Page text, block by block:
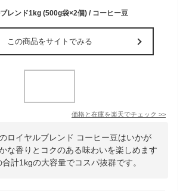
ブレンド1kg (500g袋×2個) / コーヒー豆
この商品をサイトでみる
価格と在庫を楽天でチェック >>
ロイヤルブレンド コーヒー豆はいかが
な香りとコクのある味わいを楽しめます
計1kgの大容量でコスパ抜群です。